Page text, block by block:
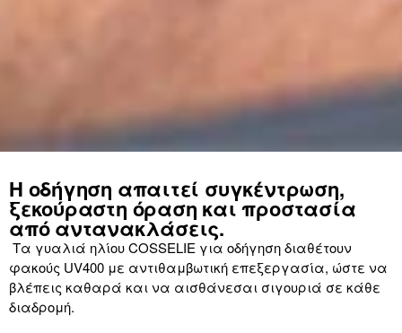
Η οδήγηση απαιτεί συγκέντρωση,
ξεκούραστη όραση και προστασία
από αντανακλάσεις.
Τα γυαλιά ηλίου COSSELIE για οδήγηση διαθέτουν
φακούς UV400 με αντιθαμβωτική επεξεργασία, ώστε να
βλέπεις καθαρά και να αισθάνεσαι σιγουριά σε κάθε
διαδρομή.